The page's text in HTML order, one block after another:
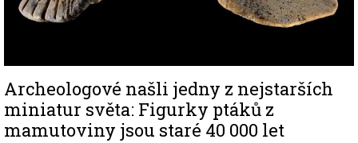
Archeologové našli jedny z nejstarších
miniatur světa: Figurky ptáků z
mamutoviny jsou staré 40 000 let